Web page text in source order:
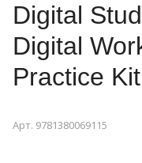
Digital
Digital
Practice Kit
Арт. 9781380069115